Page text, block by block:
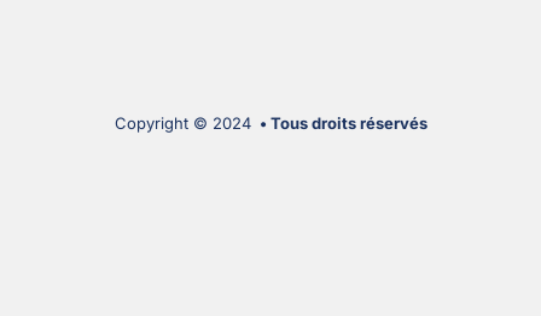
Copyright © 2024 • Tous droits réservés